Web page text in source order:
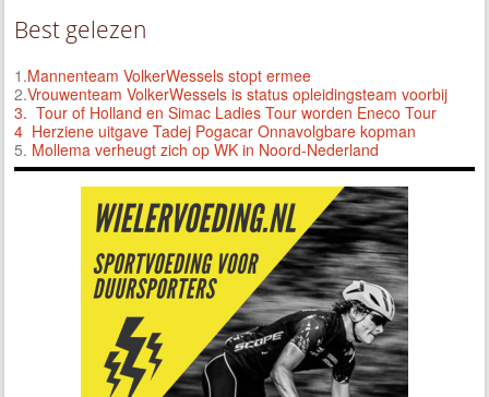
Best gelezen
1.Mannenteam VolkerWessels stopt ermee
2.Vrouwenteam VolkerWessels is status opleidingsteam voorbij
3. Tour of Holland en Simac Ladies Tour worden Eneco Tour
4 Herziene uitgave Tadej Pogacar Onnavolgbare kopman
5. Mollema verheugt zich op WK in Noord-Nederland